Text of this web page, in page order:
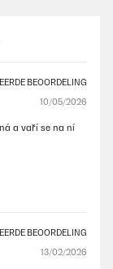
BEOORDELING
10/05/2026
a vaří se na ní
BEOORDELING
13/02/2026